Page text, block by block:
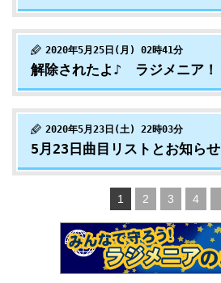
2020年5月25日(月) 02時41分
解除されたよ♪ ラジメニア！
2020年5月23日(土) 22時03分
5月23日曲目リストとお知らせ
1 2 3 4